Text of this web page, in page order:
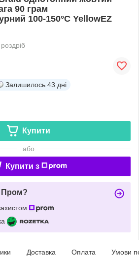
90 грам
100-150°С YellowEZ
Залишилось 43 дні
Купити
або
Купити з
Пром?
Доставка Оплата Умови